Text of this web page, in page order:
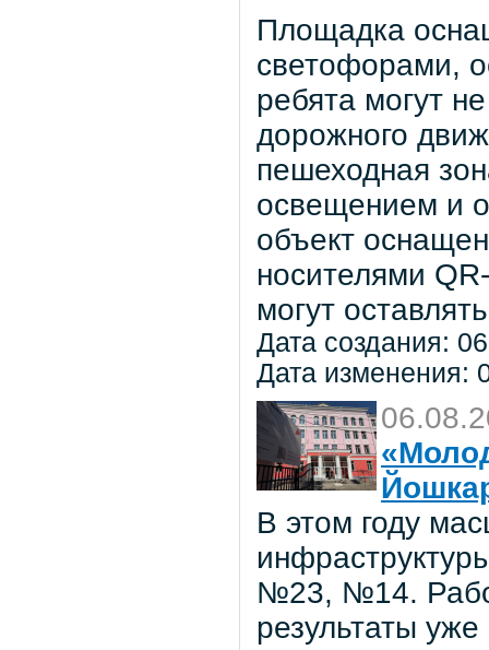
Площадка
светофорами,
ребята могут
дорожного
пешеходная
освещением и
объект
носителями
могут
Дата создания:
Дата изменения:
В этом году
№23, №14.
результаты